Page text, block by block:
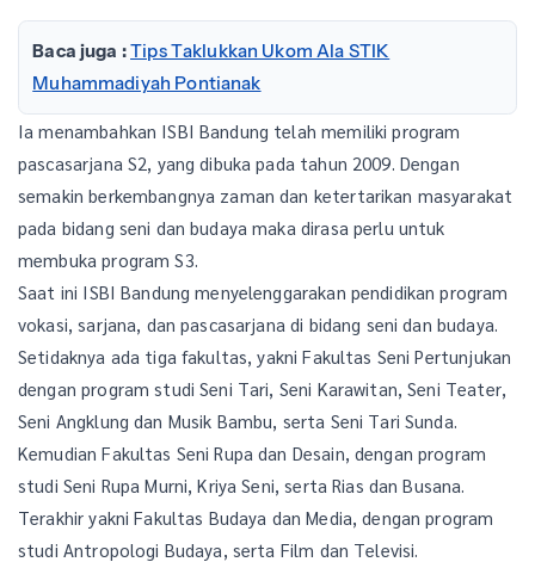
Baca juga :Tips Taklukkan Ukom Ala STIK
Muhammadiyah Pontianak
Ia menambahkan ISBI Bandung telah memiliki program
pascasarjana S2, yang dibuka pada tahun 2009. Dengan
semakin berkembangnya zaman dan ketertarikan masyarakat
pada bidang seni dan budaya maka dirasa perlu untuk
membuka program S3.
Saat ini ISBI Bandung menyelenggarakan pendidikan program
vokasi, sarjana, dan pascasarjana di bidang seni dan budaya.
Setidaknya ada tiga fakultas, yakni Fakultas Seni Pertunjukan
dengan program studi Seni Tari, Seni Karawitan, Seni Teater,
Seni Angklung dan Musik Bambu, serta Seni Tari Sunda.
Kemudian Fakultas Seni Rupa dan Desain, dengan program
studi Seni Rupa Murni, Kriya Seni, serta Rias dan Busana.
Terakhir yakni Fakultas Budaya dan Media, dengan program
studi Antropologi Budaya, serta Film dan Televisi.